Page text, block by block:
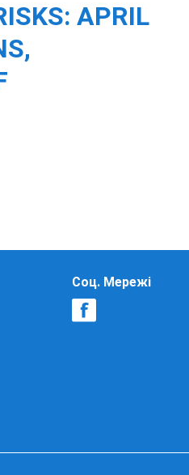
APRIL
Соц. Мережі